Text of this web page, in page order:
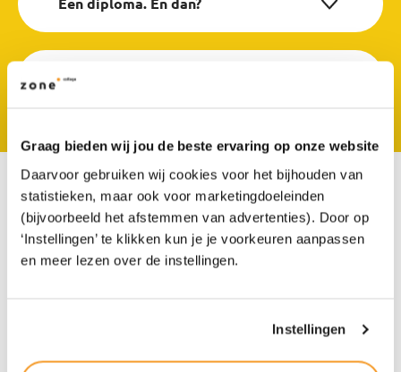
Graag bieden wij jou de beste ervaring op onze website
Daarvoor gebruiken wij cookies voor het bijhouden van
statistieken, maar ook voor marketingdoeleinden
(bijvoorbeeld het afstemmen van advertenties). Door op
‘Instellingen’ te klikken kun je je voorkeuren aanpassen
en meer lezen over de instellingen.
Instellingen
Waar staat vmbo eigenlijk voor?
“Stoere school voor
eigenwijsneuzen”
Waarom zou je voor Het Groene Lyceum kiezen